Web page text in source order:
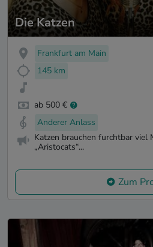
Die Katzen
Frankfurt am Main
145 km
ab 500 €
Anderer Anlass
Katzen brauchen furchtbar viel
„Aristocats“...
Zum